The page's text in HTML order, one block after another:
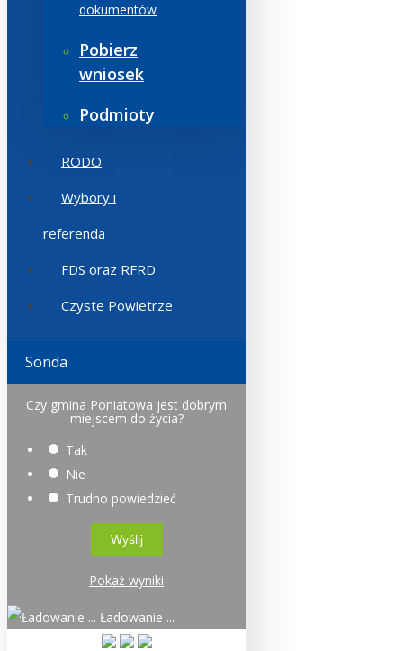
dokumentów
Pobierz
wniosek
Podmioty
RODO
Wybory i
referenda
FDS oraz RFRD
Czyste Powietrze
Sonda
Czy gmina Poniatowa jest dobrym
miejscem do życia?
Tak
Nie
Trudno powiedzieć
Pokaż wyniki
Ładowanie ...